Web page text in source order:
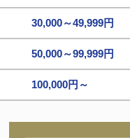
30,000～49,999円
50,000～99,999円
100,000円～